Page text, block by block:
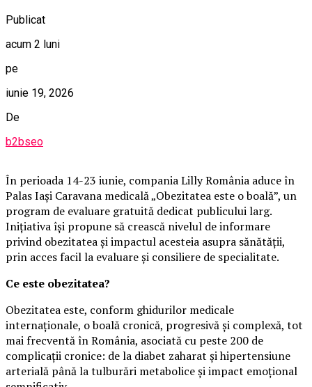
Publicat
acum 2 luni
pe
iunie 19, 2026
De
b2bseo
În perioada 14-23 iunie, compania Lilly România aduce în
Palas Iași Caravana medicală „Obezitatea este o boală”, un
program de evaluare gratuită dedicat publicului larg.
Inițiativa își propune să crească nivelul de informare
privind obezitatea și impactul acesteia asupra sănătății,
prin acces facil la evaluare și consiliere de specialitate.
Ce este obezitatea?
Obezitatea este, conform ghidurilor medicale
internaționale, o boală cronică, progresivă și complexă, tot
mai frecventă în România, asociată cu peste 200 de
complicații cronice: de la diabet zaharat și hipertensiune
arterială până la tulburări metabolice și impact emoțional